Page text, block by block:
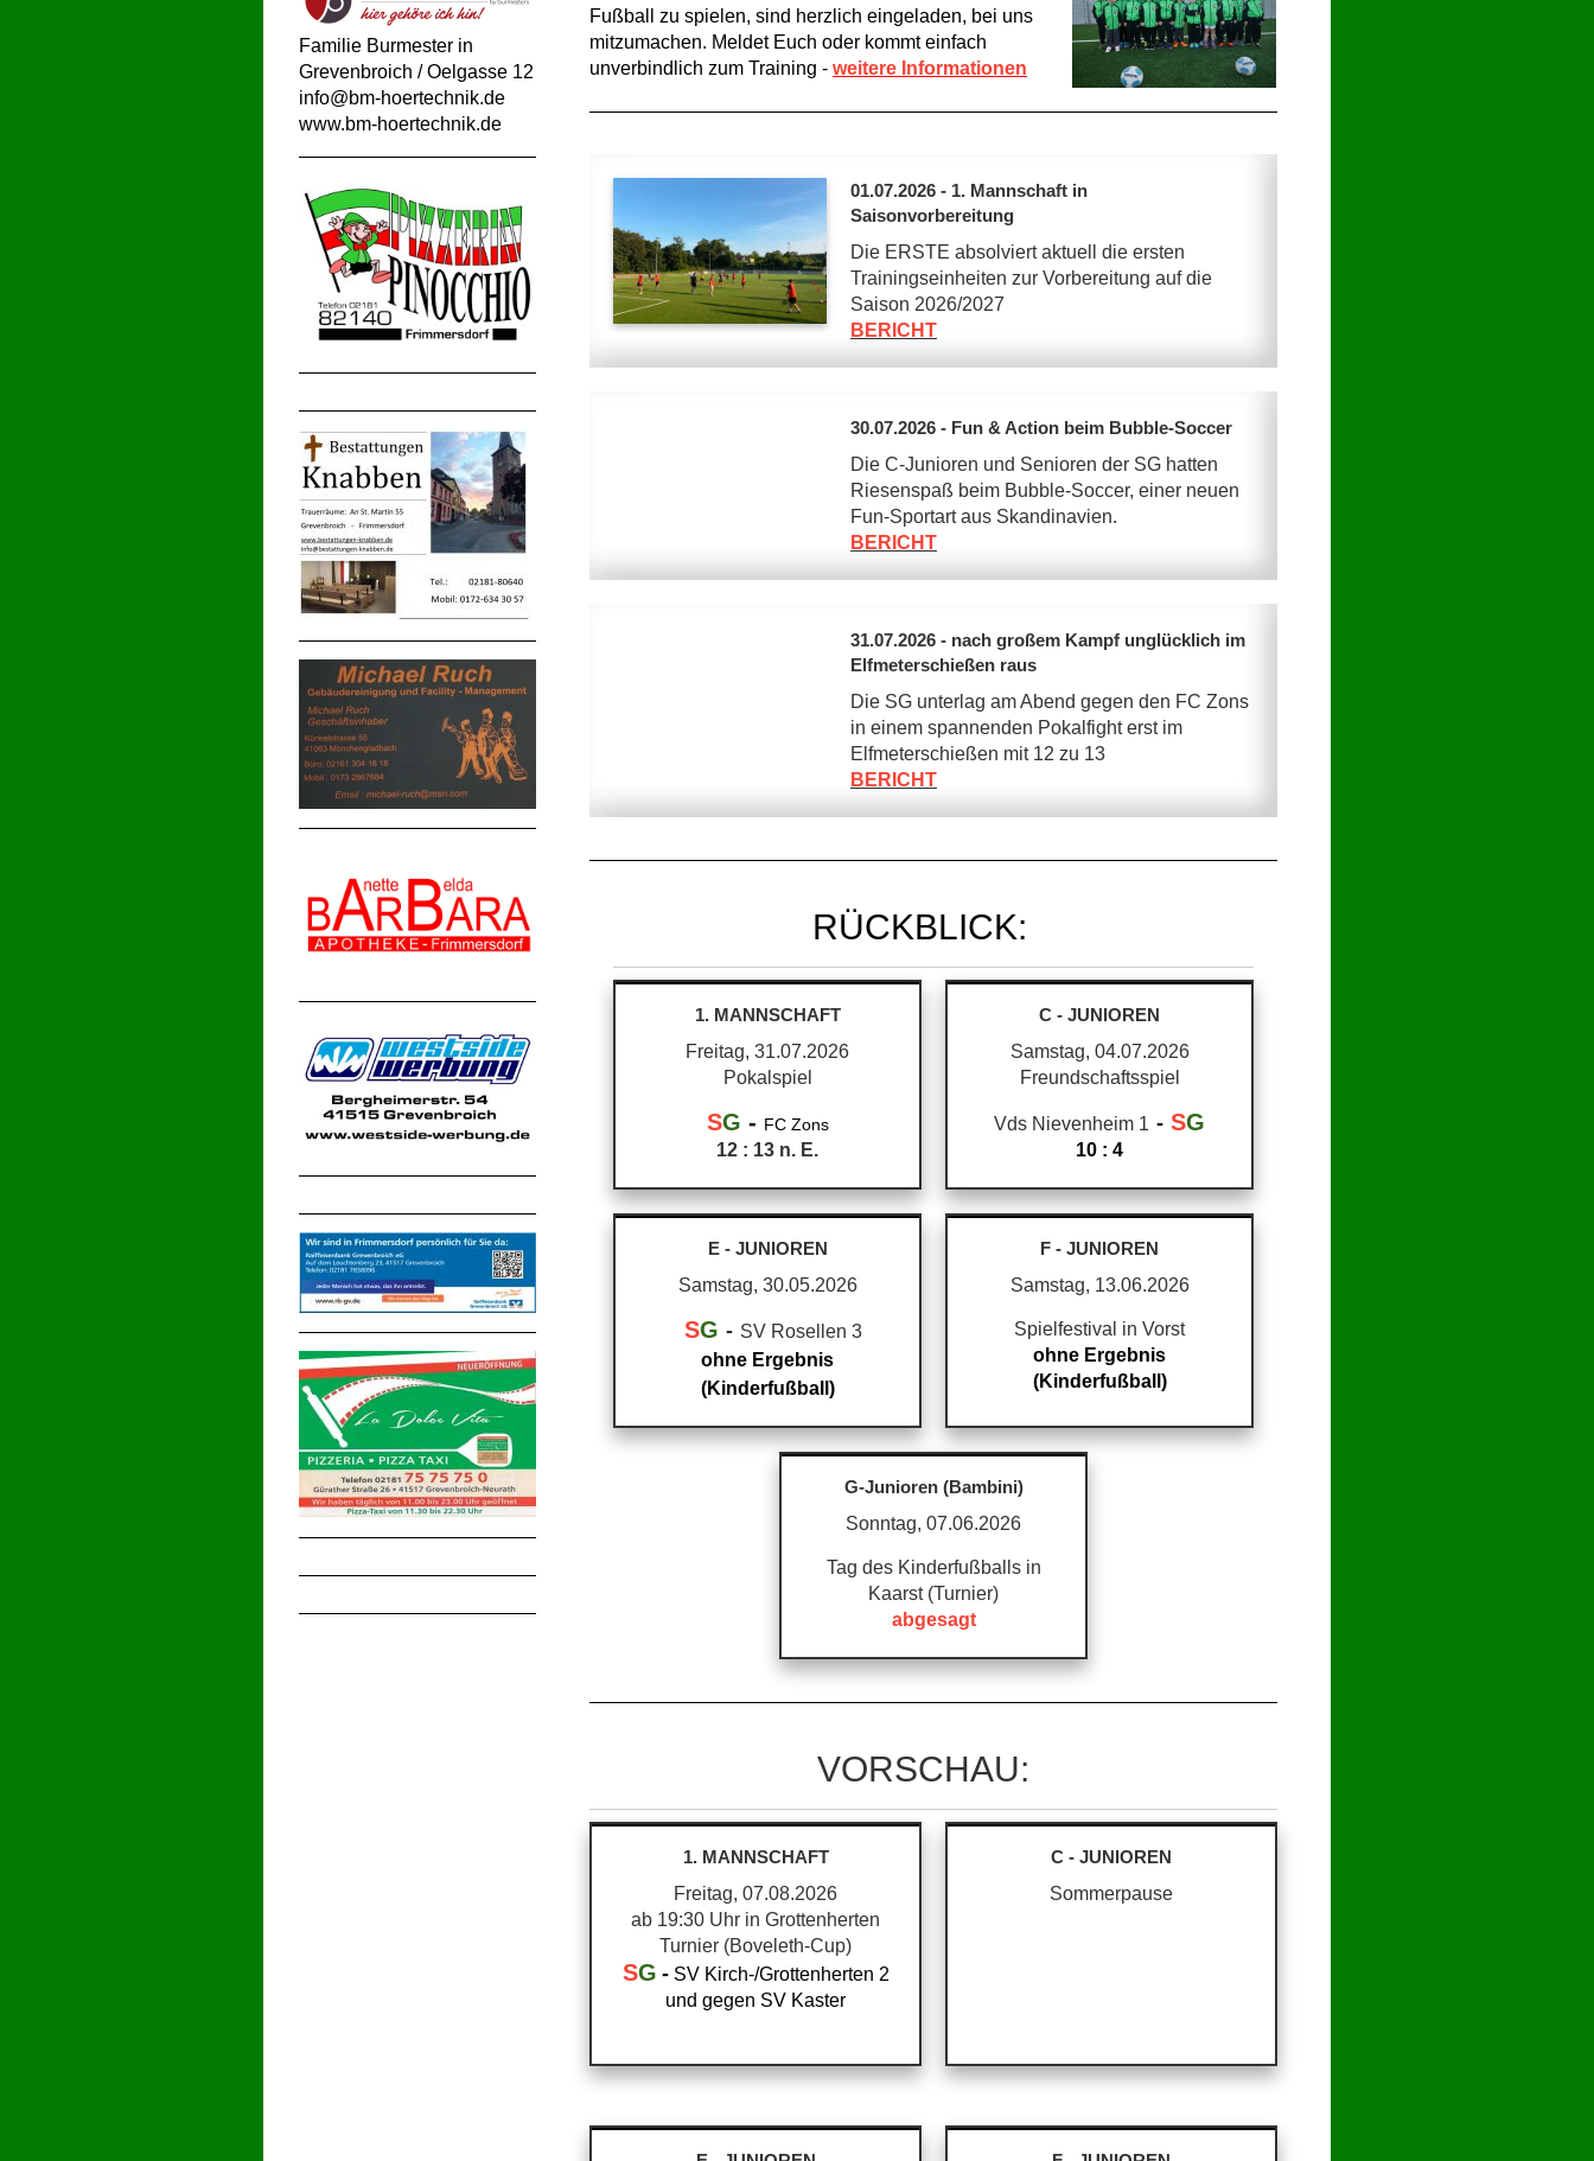
Familie Burmester in
Grevenbroich / Oelgasse 12
info@bm-hoertechnik.de
www.bm-hoertechnik.de
Fußball zu spielen, sind herzlich eingeladen, bei uns
mitzumachen. Meldet Euch oder kommt einfach
unverbindlich zum Training - weitere Informationen
01.07.2026 - 1. Mannschaft in
Saisonvorbereitung
Die ERSTE absolviert aktuell die ersten
Trainingseinheiten zur Vorbereitung auf die
Saison 2026/2027
BERICHT
30.07.2026 - Fun & Action beim Bubble-Soccer
Die C-Junioren und Senioren der SG hatten
Riesenspaß beim Bubble-Soccer, einer neuen
Fun-Sportart aus Skandinavien.
BERICHT
31.07.2026 - nach großem Kampf unglücklich im
Elfmeterschießen raus
Die SG unterlag am Abend gegen den FC Zons
in einem spannenden Pokalfight erst im
Elfmeterschießen mit 12 zu 13
BERICHT
RÜCKBLICK:
1. MANNSCHAFT
Freitag, 31.07.2026
Pokalspiel
SG - FC Zons
12 : 13 n. E.
C - JUNIOREN
Samstag, 04.07.2026
Freundschaftsspiel
Vds Nievenheim 1 - SG
10 : 4
E - JUNIOREN
Samstag, 30.05.2026
SG - SV Rosellen 3
ohne Ergebnis
(Kinderfußball)
F - JUNIOREN
Samstag, 13.06.2026
Spielfestival in Vorst
ohne Ergebnis
(Kinderfußball)
G-Junioren (Bambini)
Sonntag, 07.06.2026
Tag des Kinderfußballs in
Kaarst (Turnier)
abgesagt
VORSCHAU:
1. MANNSCHAFT
Freitag, 07.08.2026
ab 19:30 Uhr in Grottenherten
Turnier (Boveleth-Cup)
SG - SV Kirch-/Grottenherten 2
und gegen SV Kaster
C - JUNIOREN
Sommerpause